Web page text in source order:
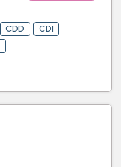
CDD
CDI